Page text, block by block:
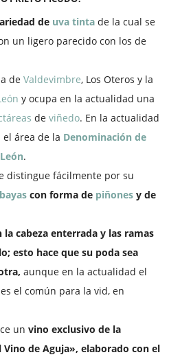
de uva tinta de la cual se
un ligero parecido con los de
de Valdevimbre, Los Oteros y la
y ocupa en la actualidad una
de viñedo. En la actualidad
el área de la Denominación de
.
distingue fácilmente por su
bayas con forma de piñones y de
la cabeza enterrada y las ramas
esto hace que su poda sea
aunque en la actualidad el
el común para la vid, en
un vino exclusivo de la
Vino de Aguja», elaborado con el